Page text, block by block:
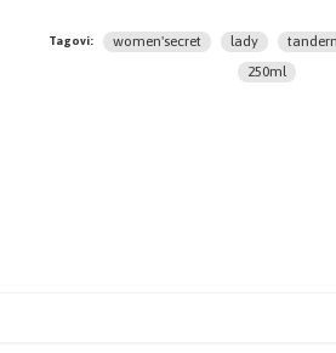
4 (CI 14700), YELLOW 5 (CI 19140),
BLUE 1 (CI 42090), TIN OXIDE
Tagovi: women'secret lady
250ml